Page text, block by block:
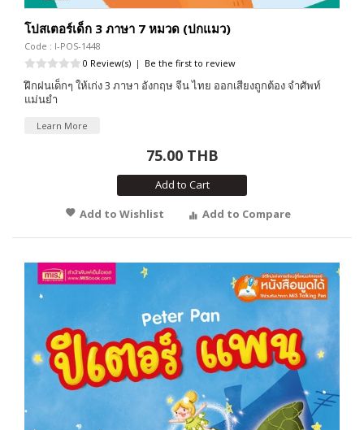
โปสเตอร์เด็ก 3 ภาษา 7 หมวด (ปกแมว)
Code : I-POS-1448
0 Review(s) | Be the first to review
ฝึกฝนเด็กๆ ให้เก่ง 3 ภาษา อังกฤษ จีน ไทย ออกเสียงถูกต้อง จำศัพท์
แม่นยำ
Learn More
75.00 THB
Add to Cart
Add to Wishlist
Add to Compare